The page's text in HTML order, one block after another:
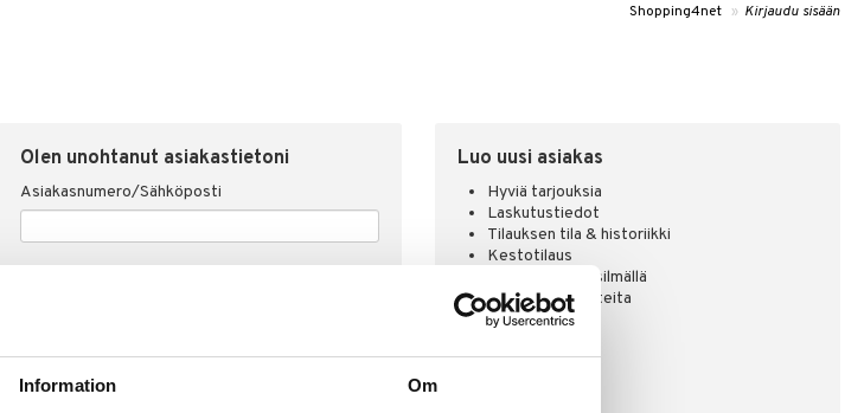
Information Om
Shopping4net » Kirjaudu sisään
Olen unohtanut asiakastietoni
Asiakasnumero/Sähköposti
Luo uusi asiakas
Hyviä tarjouksia
Laskutustiedot
Tilauksen tila & historiikki
Kestotilaus
Pidä tuotteita silmällä
Arvostele tuotteita
Toivelistat